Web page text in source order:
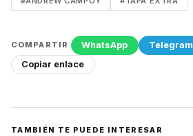
COMPARTIR WhatsApp Telegram
Copiar enlace
TAMBIÉN TE PUEDE INTERESAR